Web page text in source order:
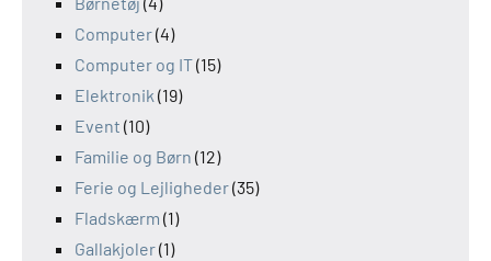
Computer(4)
Computer og IT(15)
Elektronik (19)
Event (10)
Familie og Børn (12)
Ferie og Lejligheder(35)
Fladskærm (1)
Gallakjoler(1)